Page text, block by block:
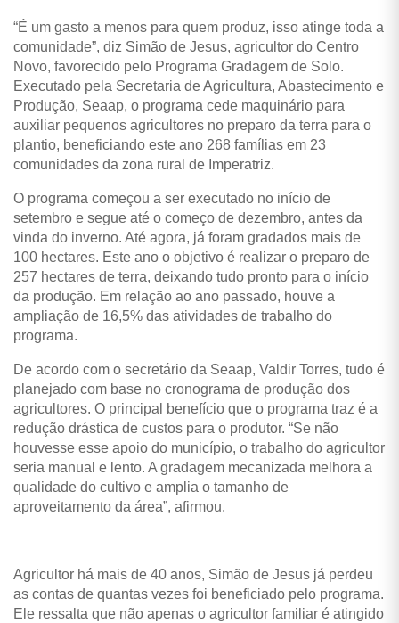
“É um gasto a menos para quem produz, isso atinge toda a
comunidade”, diz Simão de Jesus, agricultor do Centro
Novo, favorecido pelo Programa Gradagem de Solo.
Executado pela Secretaria de Agricultura, Abastecimento e
Produção, Seaap, o programa cede maquinário para
auxiliar pequenos agricultores no preparo da terra para o
plantio, beneficiando este ano 268 famílias em 23
comunidades da zona rural de Imperatriz.
O programa começou a ser executado no início de
setembro e segue até o começo de dezembro, antes da
vinda do inverno. Até agora, já foram gradados mais de
100 hectares. Este ano o objetivo é realizar o preparo de
257 hectares de terra, deixando tudo pronto para o início
da produção. Em relação ao ano passado, houve a
ampliação de 16,5% das atividades de trabalho do
programa.
De acordo com o secretário da Seaap, Valdir Torres, tudo é
planejado com base no cronograma de produção dos
agricultores. O principal benefício que o programa traz é a
redução drástica de custos para o produtor. “Se não
houvesse esse apoio do município, o trabalho do agricultor
seria manual e lento. A gradagem mecanizada melhora a
qualidade do cultivo e amplia o tamanho de
aproveitamento da área”, afirmou.
Agricultor há mais de 40 anos, Simão de Jesus já perdeu
as contas de quantas vezes foi beneficiado pelo programa.
Ele ressalta que não apenas o agricultor familiar é atingido